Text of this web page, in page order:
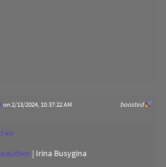
boosted
on 2/13/2024, 10:37:22 AM
AM
| Irina Busygina